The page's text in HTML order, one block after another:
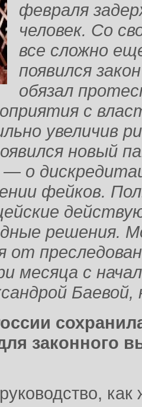
февраля
человек. Со
все сложно
появился
обязал
с
увеличив
новый
— о
фейков.
решения.
месяца с
законного